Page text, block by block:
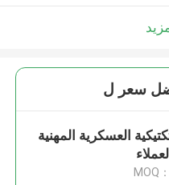
سعر ل
العسكرية المهنية
MOQ